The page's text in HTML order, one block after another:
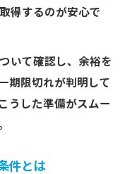
得するのが安心で
いて確認し、余裕を
期限切れが判明して
うした準備がスムー
件とは